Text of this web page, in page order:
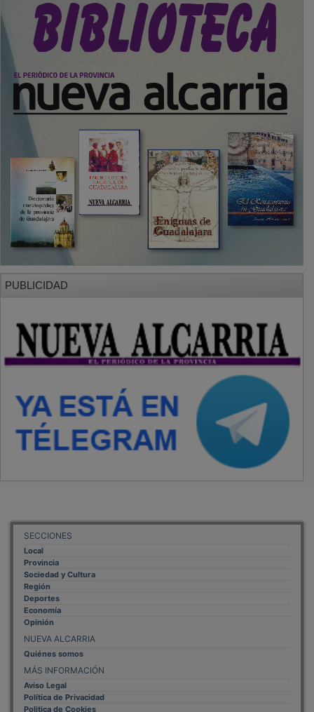
SECCIONES
Local
Provincia
Sociedad y Cultura
Región
Deportes
Economía
Opinión
NUEVA ALCARRIA
Quiénes somos
MÁS INFORMACIÓN
Aviso Legal
Política de Privacidad
Politica de Cookies